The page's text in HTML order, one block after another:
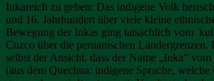
Inkareich zu geben: Das indigene Volk
und 16. Jahrhundert über viele kleine
Bewegung der Inkas ging tatsächlich vom
Cuzco über die peruanischen Ländergrenzen.
selbst der Ansicht, dass der Name „Inka“
(aus dem Quechua: indigene Sprache,